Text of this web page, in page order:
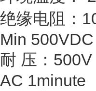
绝缘电阻：
Min 500VDC
耐 压：500V
AC 1minute